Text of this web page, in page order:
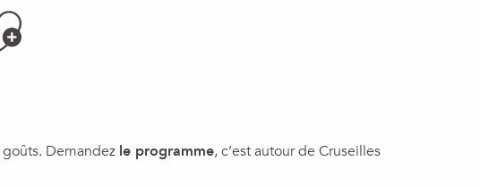
aux
Demandez le programme, c’est autour de Cruseilles